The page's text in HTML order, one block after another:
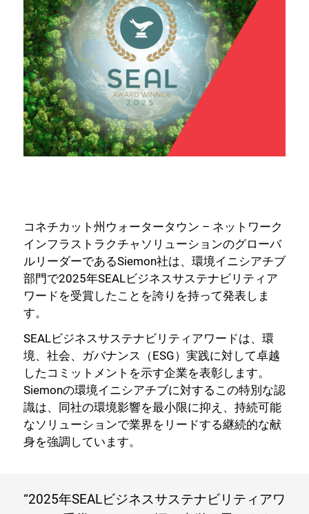
コネチカット州ウォータータウン – ネットワーク
インフラストラクチャソリューションのグローバ
ルリーダーであるSiemon社は、環境イニシアチブ
部門で2025年SEALビジネスサステナビリティア
ワードを受賞したことを誇りを持って発表しま
す。
SEALビジネスサステナビリティアワードは、環
境、社会、ガバナンス（ESG）実践に対して卓越
したコミットメントを示す企業を表彰します。
Siemonの環境イニシアチブに対するこの特別な認
識は、同社の環境影響を最小限に抑え、持続可能
なソリューションで業界をリードする継続的な献
身を強調しています。
“2025年SEALビジネスサステナビリティアワ